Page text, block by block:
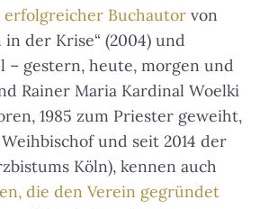
erfolgreicher Buchautor von
der Krise“ (2004) und
– gestern, heute, morgen und
Rainer Maria Kardinal Woelki
1985 zum Priester geweiht,
Weihbischof und seit 2014 der
Köln), kennen auch
die den Verein gegründet